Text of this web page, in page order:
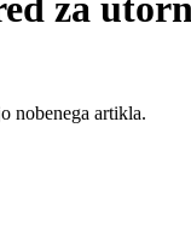
za
nobenega artikla.